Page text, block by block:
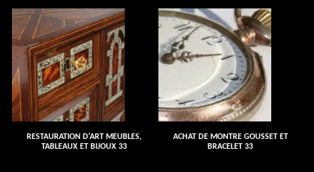
RESTAURATION D'ART MEUBLES,
TABLEAUX ET BIJOUX 33
ACHAT DE MONTRE GOUSSET ET
BRACELET 33